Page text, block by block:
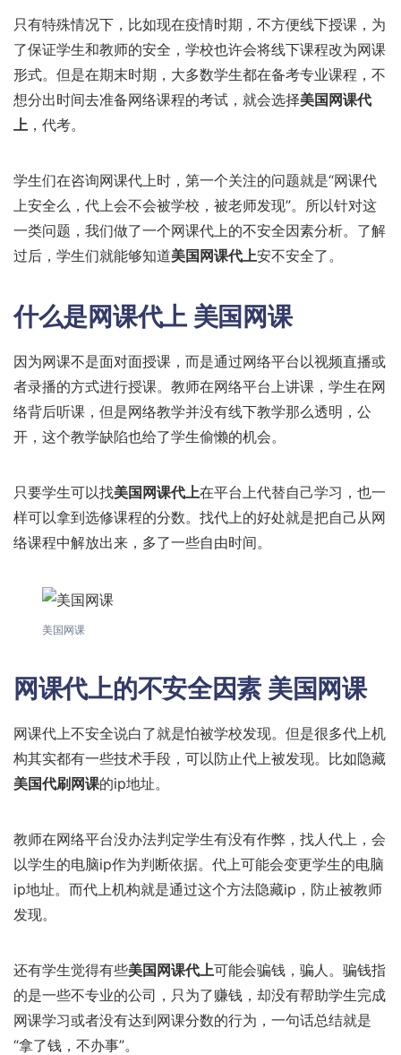
只有特殊情况下，比如现在疫情时期，不方便线下授课，为
了保证学生和教师的安全，学校也许会将线下课程改为网课
形式。但是在期末时期，大多数学生都在备考专业课程，不
想分出时间去准备网络课程的考试，就会选择美国网课代
上 ，代考。
学生们在咨询网课代上时，第一个关注的问题就是“网课代
上安全么，代上会不会被学校，被老师发现”。所以针对这
一类问题，我们做了一个网课代上的不安全因素分析。了解
过后，学生们就能够知道美国网课代上安不安全了。
什么是网课代上 美国网课
因为网课不是面对面授课，而是通过网络平台以视频直播或
者录播的方式进行授课。教师在网络平台上讲课，学生在网
络背后听课，但是网络教学并没有线下教学那么透明，公
开，这个教学缺陷也给了学生偷懒的机会。
只要学生可以找美国网课代上在平台上代替自己学习，也一
样可以拿到选修课程的分数。找代上的好处就是把自己从网
络课程中解放出来，多了一些自由时间。
美国网课
网课代上的不安全因素 美国网课
网课代上不安全说白了就是怕被学校发现。但是很多代上机
构其实都有一些技术手段，可以防止代上被发现。比如隐藏
美国代刷网课的ip地址。
教师在网络平台没办法判定学生有没有作弊，找人代上，会
以学生的电脑ip作为判断依据。代上可能会变更学生的电脑
ip地址。而代上机构就是通过这个方法隐藏ip，防止被教师
发现。
还有学生觉得有些美国网课代上可能会骗钱，骗人。骗钱指
的是一些不专业的公司，只为了赚钱，却没有帮助学生完成
网课学习或者没有达到网课分数的行为，一句话总结就是
“拿了钱，不办事”。